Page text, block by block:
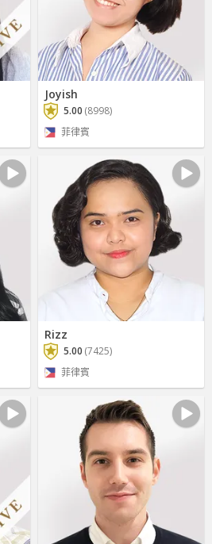
Joyish
5.00 (8998)
菲律賓
Rizz
5.00 (7425)
菲律賓